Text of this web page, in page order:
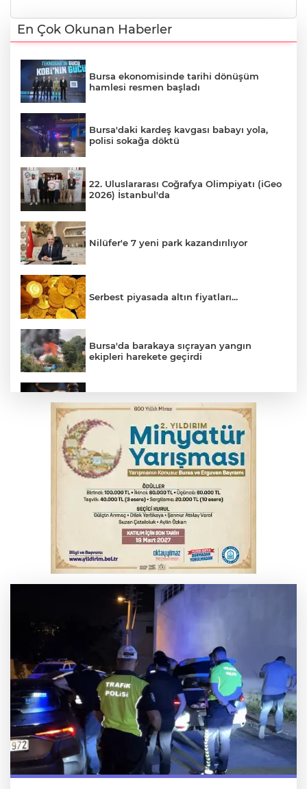
En Çok Okunan Haberler
Bursa ekonomisinde tarihi dönüşüm
hamlesi resmen başladı
Bursa'daki kardeş kavgası babayı yola,
polisi sokağa döktü
22. Uluslararası Coğrafya Olimpiyatı (iGeo
2026) İstanbul'da
Nilüfer'e 7 yeni park kazandırılıyor
Serbest piyasada altın fiyatları...
Bursa'da barakaya sıçrayan yangın
ekipleri harekete geçirdi
Yargıtay’dan primle çalışanlara müjde
TOFAŞ Basketbol'da sağlık kontrolleri
başladı
Bursa’da bugün hava nasıl olacak?
Osmangazi’de iş arayanlara destek